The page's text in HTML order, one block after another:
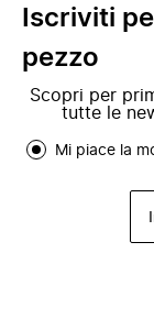
Iscriviti
pezzo
Scopri per
tutte le
Mi piace la